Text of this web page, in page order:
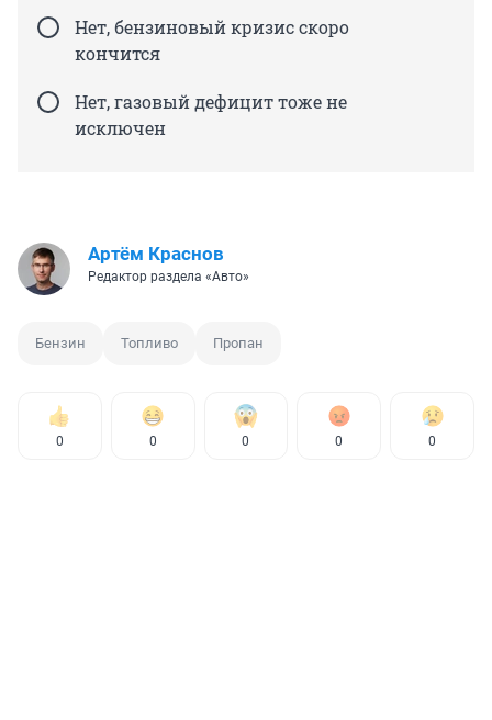
Нет, бензиновый кризис скоро
кончится
Нет, газовый дефицит тоже не
исключен
Артём Краснов
Редактор раздела «Авто»
Бензин Топливо Пропан
0 0 0 0 0